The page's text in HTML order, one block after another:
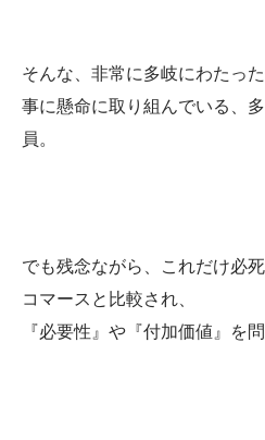
そんな、非常に多岐にわたっ
事に懸命に取り組んでいる、
員。
でも残念ながら、これだけ必
コマースと比較され、
『必要性』や『付加価値』を問